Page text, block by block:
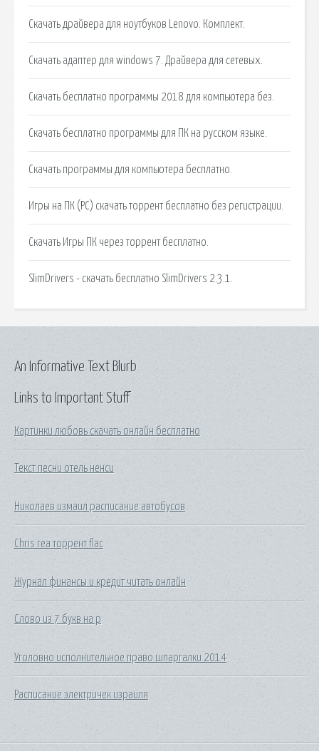
Скачать драйвера для ноутбуков Lenovo. Комплект.
Скачать адаптер для windows 7. Драйвера для сетевых.
Скачать бесплатно программы 2018 для компьютера без.
Скачать бесплатно программы для ПК на русском языке.
Скачать программы для компьютера бесплатно.
Игры на ПК (PC) скачать торрент бесплатно без регистрации.
Скачать Игры ПК через торрент бесплатно.
SlimDrivers - скачать бесплатно SlimDrivers 2.3.1.
Links to Important Stuff
Картинки любовь скачать онлайн бесплатно
Текст песни отель ненси
Николаев измаил расписание автобусов
Chris rea торрент flac
Журнал финансы и кредит читать онлайн
Слово из 7 букв на р
Уголовно исполнительное право шпаргалки 2014
Расписание электричек израиля
An Informative Text Blurb